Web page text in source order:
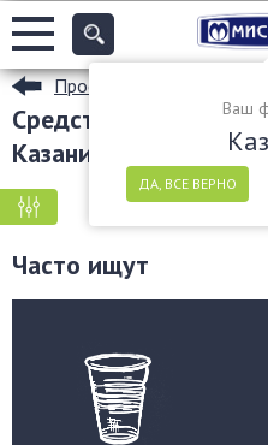
Ваш
ДА, ВСЕ ВЕРНО
Профессиональная химия
Средства для мытья
Казани
Часто ищут